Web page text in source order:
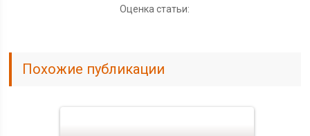
Оценка статьи:
Похожие публикации